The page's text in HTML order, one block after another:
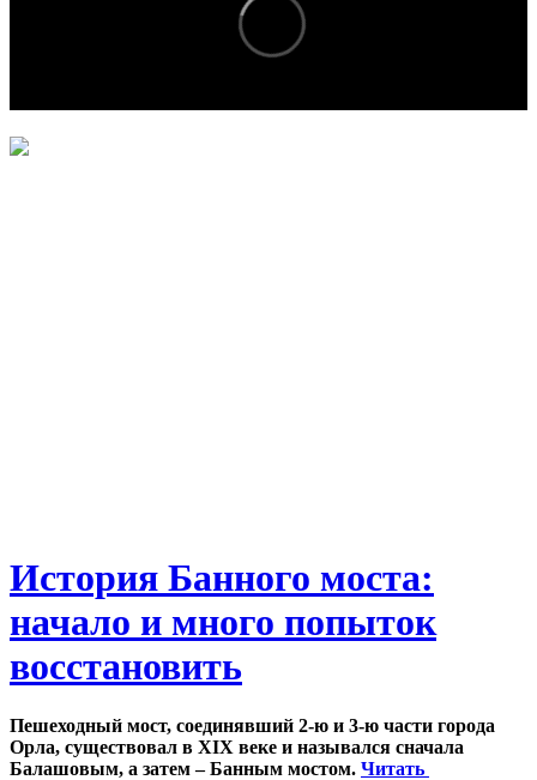
История Банного моста:
начало и много попыток
восстановить
Пешеходный мост, соединявший 2-ю и 3-ю части города
Орла, существовал в XIX веке и назывался сначала
Балашовым, а затем – Банным мостом. Читать